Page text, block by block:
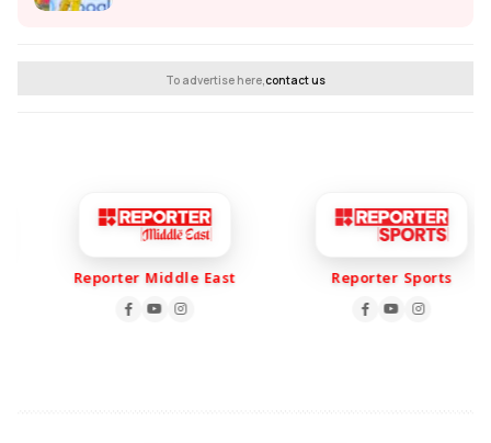
To advertise here,contact us
Reporter Middle East Reporter Sports